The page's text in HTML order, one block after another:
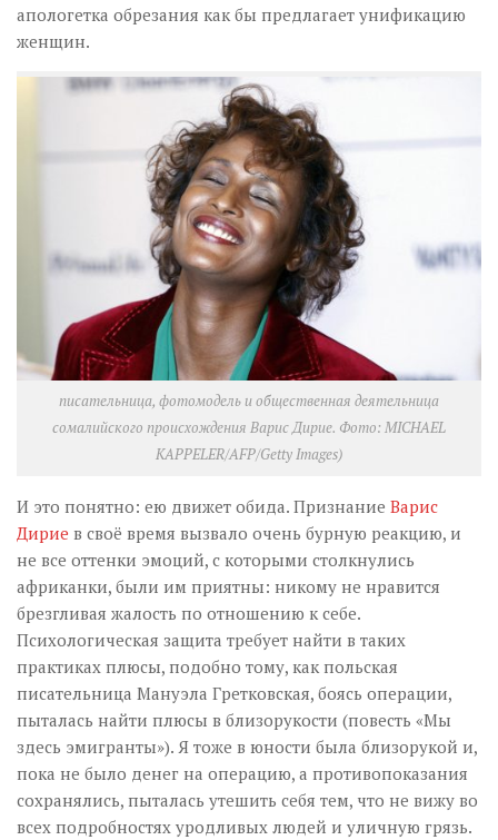
апологетка обрезания как бы предлагает унификацию
женщин.
писательница, фотомодель и общественная деятельница
сомалийского происхождения Варис Дирие. Фото: MICHAEL
KAPPELER/AFP/Getty Images)
И это понятно: ею движет обида. Признание Варис
Дирие в своё время вызвало очень бурную реакцию, и
не все оттенки эмоций, с которыми столкнулись
африканки, были им приятны: никому не нравится
брезгливая жалость по отношению к себе.
Психологическая защита требует найти в таких
практиках плюсы, подобно тому, как польская
писательница Мануэла Гретковская, боясь операции,
пыталась найти плюсы в близорукости (повесть «Мы
здесь эмигранты»). Я тоже в юности была близорукой и,
пока не было денег на операцию, а противопоказания
сохранялись, пыталась утешить себя тем, что не вижу во
всех подробностях уродливых людей и уличную грязь.